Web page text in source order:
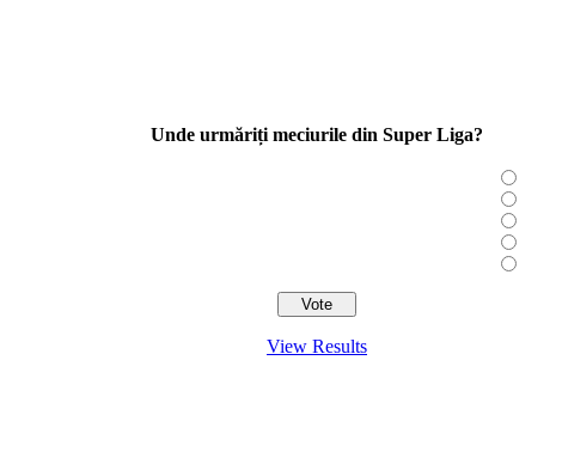
Unde urmăriți meciurile din Super Liga?
View Results